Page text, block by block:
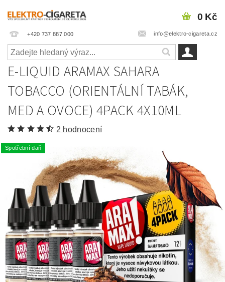
+420 737 887 000 info@elektro-cigareta.cz
0 Kč
E-LIQUID ARAMAX SAHARA
TOBACCO (ORIENTÁLNÍ TABÁK,
MED A OVOCE) 4PACK 4X10ML
2 hodnocení
Spotřební daň